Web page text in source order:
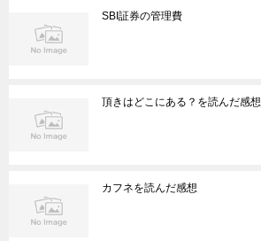
SBI証券の管理費
頂きはどこにある？を読んだ感想
カフネを読んだ感想